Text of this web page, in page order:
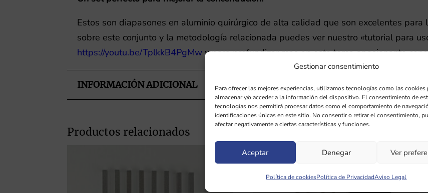
Gestionar consentimiento
Para ofrecer las mejores experiencias, utilizamos tecnologías como las cookies
almacenar y/o acceder a la información del dispositivo. El consentimiento de
tecnologías nos permitirá procesar datos como el comportamiento de
identificaciones únicas en este sitio. No consentir o retirar el consentimiento,
afectar negativamente a ciertas características y funciones.
Aceptar Denegar Ver
Política de cookiesPolítica de PrivacidadAviso Legal
Estos son diapasones en aluminio quirúrgico de alta calidad que son excelentes
sobre este conjunto y la metodología relacionada puedes ver nuestro «tutorial para
https://youtu.be/TplkkB4PgMw y para profundizar mas en este tema apasionante
INFORMACIÓN ADICIONAL
Productos relacionados